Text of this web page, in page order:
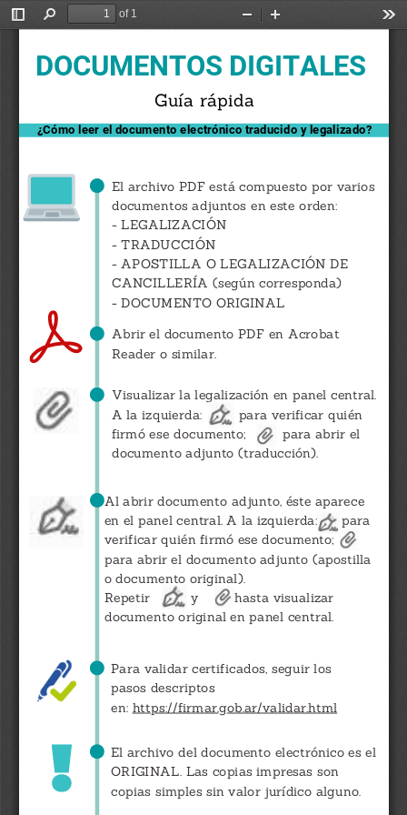
Toggle
Find
of 1
Zoom
DOCUMENTOS DIGITALES
Visualizar la legalización en panel central.
A la izquierda:
para verificar quién
firmó ese documento;
para abrir el
documento adjunto (traducción).
Al abrir documento adjunto, éste aparece
en el panel central. A la izquierda:
para
verificar quién firmó ese documento;
para abrir el documento adjunto (apostilla
o documento original).
Repetir
y
hasta visualizar
documento original en panel central.
El archivo PDF está compuesto por varios
documentos adjuntos en este orden:
- LEGALIZACIÓN
- TRADUCCIÓN
- APOSTILLA O LEGALIZACIÓN DE
CANCILLERÍA (según corresponda)
- DOCUMENTO ORIGINAL
Para validar certificados, seguir los
pasos descriptos
en: https://firmar.gob.ar/validar.html
El archivo del documento electrónico es el
ORIGINAL. Las copias impresas son
copias simples sin valor jurídico alguno.
¿Cómo leer el documento electrónico traducido y legalizado?
Guía rápida
Abrir el documento PDF en Acrobat
Reader o similar.